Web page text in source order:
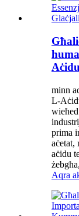
minn
L-
prima
aċetat,
aċidu
Aqra